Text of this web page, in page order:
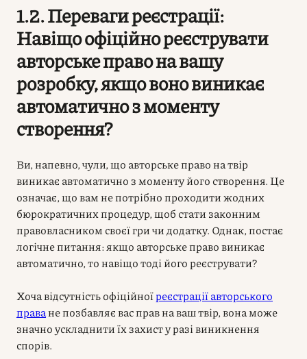
1.2. Переваги реєстрації:
Навіщо офіційно реєструвати
авторське право на вашу
розробку, якщо воно виникає
автоматично з моменту
створення?
Ви, напевно, чули, що авторське право на твір
виникає автоматично з моменту його створення. Це
означає, що вам не потрібно проходити жодних
бюрократичних процедур, щоб стати законним
правовласником своєї гри чи додатку. Однак, постає
логічне питання: якщо авторське правовиникає
автоматично, то навіщо тоді його реєструвати?
Хоча відсутність офіційноїреєстрації авторського
праване позбавляє вас прав на ваш твір, вона може
значно ускладнити їх захист у разі виникнення
спорів.